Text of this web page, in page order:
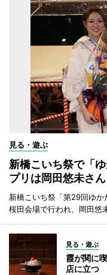
見る・遊ぶ
新橋こいち祭で「
プリは岡田悠未さん
新橋こいち祭「第29回ゆか
桜田会場で行われ、岡田悠
見る・遊ぶ
霞が関に
店に立つ